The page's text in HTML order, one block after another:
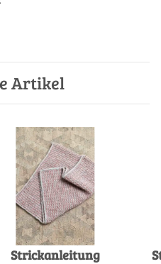
Artikel
Strickanleitung